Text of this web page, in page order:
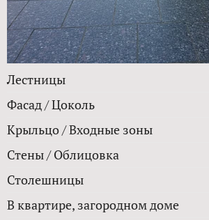
Лестницы
Фасад / Цоколь
Крыльцо / Входные зоны
Стены / Облицовка
Столешницы
В квартире, загородном доме